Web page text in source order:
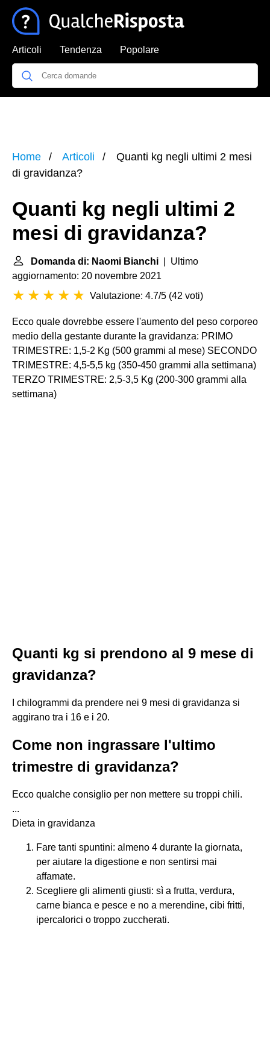
Articoli Tendenza Popolare
Home Articoli
Quanti kg negli ultimi 2 mesi
di gravidanza?
Quanti kg negli ultimi 2
mesi di gravidanza?
Domanda di: Naomi Bianchi | Ultimo
aggiornamento: 20 novembre 2021
Valutazione: 4.7/5 (42 voti)
Ecco quale dovrebbe essere l'aumento del peso corporeo
medio della gestante durante la gravidanza: PRIMO
TRIMESTRE: 1,5-2 Kg (500 grammi al mese) SECONDO
TRIMESTRE: 4,5-5,5 kg (350-450 grammi alla settimana)
TERZO TRIMESTRE: 2,5-3,5 Kg (200-300 grammi alla
settimana)
Quanti kg si prendono al 9 mese di
gravidanza?
I chilogrammi da prendere nei 9 mesi di gravidanza si
aggirano tra i 16 e i 20.
Come non ingrassare l'ultimo
trimestre di gravidanza?
Ecco qualche consiglio per non mettere su troppi chili.
...
Dieta in gravidanza
Fare tanti spuntini: almeno 4 durante la giornata,
per aiutare la digestione e non sentirsi mai
affamate.
Scegliere gli alimenti giusti: sì a frutta, verdura,
carne bianca e pesce e no a merendine, cibi fritti,
ipercalorici o troppo zuccherati.